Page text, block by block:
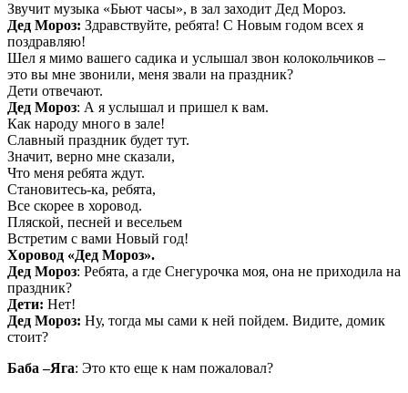
Звучит музыка «Бьют часы», в зал заходит Дед Мороз.
Дед Мороз: Здравствуйте, ребята! С Новым годом всех я
поздравляю!
Шел я мимо вашего садика и услышал звон колокольчиков –
это вы мне звонили, меня звали на праздник?
Дети отвечают.
Дед Мороз: А я услышал и пришел к вам.
Как народу много в зале!
Славный праздник будет тут.
Значит, верно мне сказали,
Что меня ребята ждут.
Становитесь-ка, ребята,
Все скорее в хоровод.
Пляской, песней и весельем
Встретим с вами Новый год!
Хоровод «Дед Мороз».
Дед Мороз: Ребята, а где Снегурочка моя, она не приходила на
праздник?
Дети: Нет!
Дед Мороз: Ну, тогда мы сами к ней пойдем. Видите, домик
стоит?
Баба –Яга: Это кто еще к нам пожаловал?